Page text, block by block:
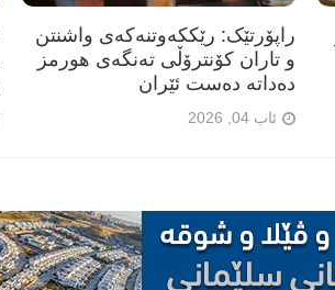
راپۆرتێک: رێککەوتنەکەی واشنتن
و تاران کۆنترۆڵی تەنگەی هورمز
دەداتە دەست ئێران
ئاب 04, 2026